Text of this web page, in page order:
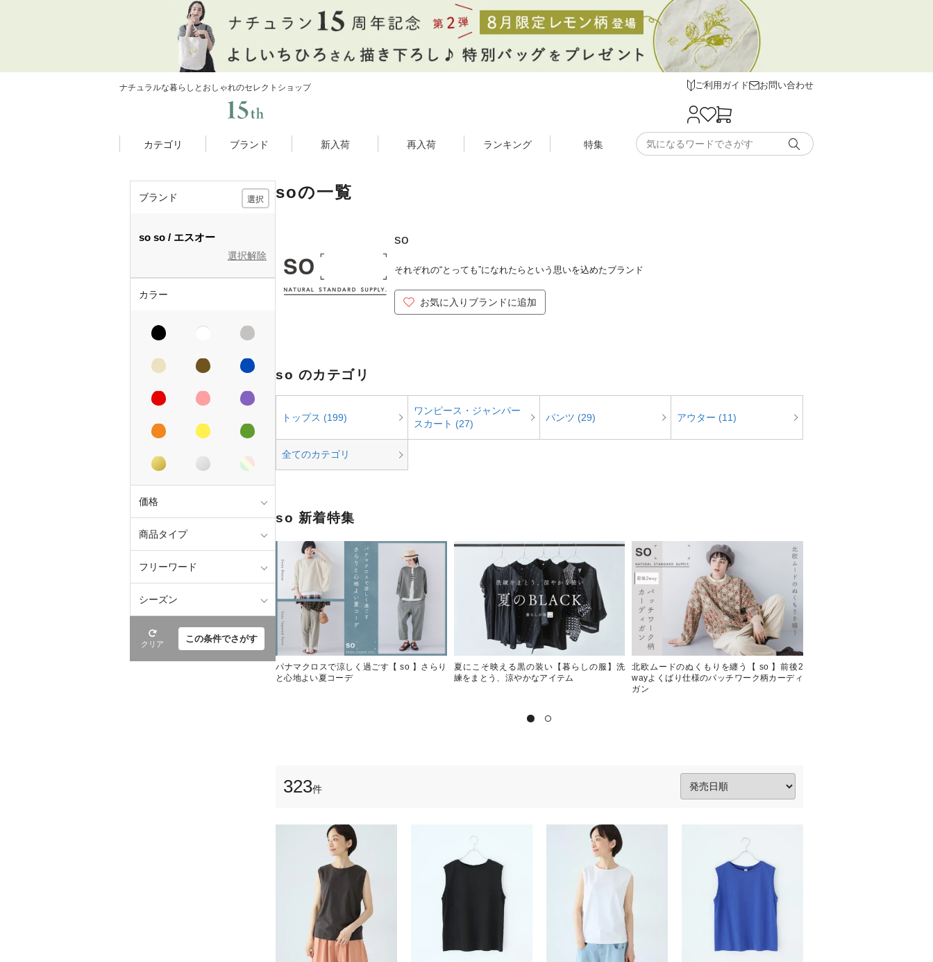
ナチュラルな暮らしとおしゃれのセレクトショップ ご利用ガイド お問い合わせ
カテゴリ ブランド 新入荷 再入荷 ランキング 特集
ブランド 選択
so so エスオー
選択解除
カラー
価格
商品タイプ
フリーワード
シーズン
クリア この条件でさがす
soの一覧
so
それぞれの“とっても”になれたらという思いを込めたブランド
お気に入りブランドに追加
so のカテゴリ
トップス (199)
ワンピース・ジャンパー
スカート (27)
パンツ (29) アウター (11)
全てのカテゴリ
so 新着特集
パナマクロスで涼しく過ごす【 so 】さらり
と心地よい夏コーデ
夏にこそ映える黒の装い【暮らしの服】洗
練をまとう、涼やかなアイテム
北欧ムードのぬくもりを纏う【 so 】前後2
wayよくばり仕様のパッチワーク柄カーディ
ガン
323件